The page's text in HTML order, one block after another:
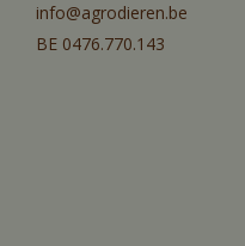
info@agrodieren.be
BE 0476.770.143